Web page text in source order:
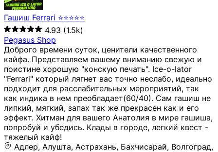
Гашиш Ferrari ⭐⭐⭐⭐⭐
4.93 (1.5k)
Pegasus Shop
Доброго времени суток, ценители качественного
кайфа. Представляем вашему вниманию свежую и
поистине хорошую "конскую печать". Ice-o-lator
"Ferrari" который лягнет вас точно неслабо, идеально
подходит для расслабительных мероприятий, так
как индика в нем преобладает(60/40). Сам гашиш не
липкий, мягкий, запах так же прекрасен как и его
эффект. Хитман для вашего Анатолия в мире гашиша,
попробуй и убедись. Клады в городе, легкий квест -
тяжелый кайф!
Адлер, Алушта, Астрахань, Бахчисарай, Волгоград, Волжский, Евпатория, Екатеринбург, Ишимбай, Казань, Керчь, Копейск, Курск, Рыльск, Саки, Салават, Симферополь, Сочи, Старый Крым, Стерлитамак, Судак, Уфа, Феодосия, Хабаровск, Челябинск, Ялта, Джанкой, Новосибирск, Щёлкино, Санкт-Петербург, Мурманск, Сургут, Невинномысск, Черкесск, Усть-Лабинск, Геленджик, Ставрополь, Калуга, Елец, Лебедянь, Данков, Жуковский, Оренбург, Орск (Оренбургская область), Магнитогорск, Пермь, Зеленоград, Солнечногорск, Нижний Новгород, Лысково, Заволжье, Кстово, Балахна (Нижегородская область), Богородск, Бор (Нижегородская область), Саратов, Энгельс, Ижевск, Тюмень, Ростов-на-Дону, Шахты, Новочеркасск, Батайск, Аксай, Люберцы, Истра, Москва, Армавир, Краснодар, Магадан, Самара, Анапа, Славянск-на-Кубани, Чаплыгин, Липецк, Нижний Тагил, Орехово-Зуево, Усть-Джегута, Лянтор, Нефтеюганск, Пыть-Ях, Урень, Ветлуга, Шахунья, Новороссийск, Крымск, Тимашёвск, Тольятти, Воткинск, Звенигород, Руза, Можайск, Белгород, Воронеж, Соликамск, Нытва, Лысьва (Пермский край), Чусовой, Кунгур, Краснокамск, Миасс, Губаха, Тула, Новомосковск, Донской, Омск, Льгов, Мытищи, Королёв, Ивантеевка, Балашиха, Семилуки, Кудымкар, Старый Оскол, Оса (Пермский край), Одинцово (Московская область), Ханты-Мансийск, Лабинск, Темрюк, Курганинск, Белореченск (Краснодарский край), Алупкa, Губкин, Рязань, Калининград, Усть-Илимск, Фрязино, Минеральные Воды, Пятигорск, Кострома, Ярославль, Коркино, Верхняя Пышма, Подольск, Красноярск, Смоленск, Долгопрудный, Чебоксары, Калачинск, Канск, Киров (Кировская область), Вологда, Рославль, Владивосток, Обнинск, Балабаново (Калужская область), Малоярославец, Брянск, Видное, Ярцево, Вязьма, Гагарин, Приволжск, Фурманов, Чайковский, Кинешма, Горячий Ключ, Улан-Удэ, Туймазы, Дюртюли, Альметьевск, Нефтекамск, Хадыженск, Апшеронск, Майкоп, Уссурийск, Ульяновск, Гатчина, Луга (Ленинградская область), Надым, Ногинск, Электросталь, Железнодорожный (Московская область), Бутурлиновка, Кириллов, Краснознаменск (Калиниградская область), Мышкин, Томмот, Холм, Абакан, Абдулино, Агидель, Агрыз, Адыгейск, Азнакаево, Алатырь, Алдан, Алейск, Александров, Александровск, Алексеевка (Белгородская обл.), Алексин, Амурск, Анадырь, Ангарск, Андреаполь, Анжеро-Судженск, Анива, Апатиты, Арамиль, Ардон, Арзамас, Аркадак, Арсеньев, Артём, Артёмовский, Архангельск, Асбест, Асино, Аткарск, Ахтубинск, Аша, Бабаево (Вологодская область), Бавлы (Республика Татарстан), Байкальск, Бакал, Баксан, Балаклава, Балаково (Саратовская область), Балашов (Саратовская область), Балтийск, Барабинск, Барнаул, Барыш (Ульяновская область), Бежецк, Белая Калитва (Ростовская область), Белебей, Белогорск (Крым), Белозерск, Белокуриха, Беломорск, Белоозёрский (Московская область), Белорецк (Республика Башкортостан), Кызыл, Белоярский (Ханты-Мансийский АО), Бердск, Березники (Пермский край), Берёзовский (Кемеровская область), Берёзовский (Свердловская область), Беслан, Бийск, Бикин, Билибино, Биробиджан, Благовещенск (Амурская область), Благовещенск (Башкортостан), Бобров, Богородицк, Боготол, Богучар, Бокситогорск (Ленинградская область), Бологое (Тверская область), Болхов, Большой Камень (Приморский край), Борисоглебск (Воронежская область), Боровичи (Новгородская область), Боровск, Бородино, Братск, Бронницы (Московская область), Бугульма (Республика Татарстан), Бугуруслан (Оренбургская область), Буинск, Буй, Буйнакск, Валдай, Валуйки, Велиж, Великие Луки, Великий Новгород, Великий Устюг, Вельск, Венёв, Верещагино, Верхнеуральск, Верхний Уфалей, Верхняя Салда, Верхняя Тура, Весьегонск, Вилючинск, Вихоревка, Вичуга, Владикавказ, Волгодонск, Волгореченск, Володарск, Волосово, Волчанск, Вольск, Воркута, Ворсма, Всеволожск (Ленинградская область), Вуктыл, Выкса, Высоковск, Высоцк, Вытегра, Вышний Волочёк, Вяземский, Вязники, Вятские Поляны, Нея, Шилка, Гаврилов Посад, Гаврилов-Ям, Гай, Галич, Гдов, Голицыно, Горно-Алтайск, Горнозаводск, Горняк, Городец, Гороховец, Гремячинск, Грозный, Грязи, Грязовец, Губкинский, Гуково, Гулькевичи, Гурьевск (Калининградская область), Гурьевск (Кемеровская область), Гусев, Гусь-Хрустальный, Давлеканово, Далматово, Дальнегорск, Дегтярск, Дедовск, Демидов, Дербент, Десногорск, Дзержинск, Дзержинский (Московская область), Дивногорск, Димитровград, Дмитровск, Дно, Добрянка, Долинск, Домодедово, Донецк (ДНР), Дорогобуж, Дрезна, Дубна, Дудинка, Духовщина, Дятьково, Егорьевск, Елабуга, Елизово, Ельня (Будет изменено название), Емва, Енисейск, Ермолино, Ершов, Ессентуки, Ефремов, Железноводск, Железногорск (Красноярский край), Железногорск (Курская область), Железногорск-Илимский, Жигулёвск, Жиздра, Жирновск, Жуков, Жуковка, Заводоуковск, Заволжск, Задонск, Заинск, Заозёрный, Заозёрск, Западная Двина, Заполярный, Зарайск, Заречный (Пензенская область), Заречный (Свердловская область), Заринск, Звенигово, Зверево, Зеленогорск ( Ленинградская обл. ), Зеленоградск, Зеленодольск, Зеленокумск, Зерноград, Зима, Змеиногорск, Зубцов, Ивангород, Иваново, Ивдель, Избербаш, Изобильный, Иланский, Инза, Инкерман, Инта, Ипатово, Искитим, Йошкар-Ола, Кадников, Калач, Калач-на-Дону, Калининск, Калтан, Калязин, Камбарка, Каменка (Пензенская область), Каменногорск (Ленинградская область), Каменск-Уральский, Каменск-Шахтинский, Камень-на-Оби, Камешково, Камышин, Канаш, Кандалакша, Карабаново, Карабаш, Карачаевск, Каргат, Каргополь, Карпинск, Карталы, Касимов, Касли, Каспийск, Катав-Ивановск, Катайск, Качканар, Кашин, Кашира, Кемерово, Кемь, Кизел, Кизилюрт, Кизляр, Кимовск, Кимры, Кингисепп, Кинель, Киреевск, Киренск, Киржач, Кириши, Кирово-Чепецк, Кировск (Ленинградская область), Кировск (Мурманская область), Кирсанов, Киселёвск, Кисловодск, Климовск, Клинцы, Княгинино, Ковдор, Ковров, Когалым, Козельск, Козьмодемьянск, Кола, Кологрив, Колпашево, Колпино, Кольчугино, Комсомольск, Комсомольск-на-Амуре, Конаково, Кондопога, Кондрово, Константиновск, Кораблино, Кореновск, Корсаков, Коряжма, Костерёво, Костомукша, Котельники, Котельниково, Котельнич, Котлас, Котовск, Кохма, Красноармейск (Московская область), Краснозаводск, Краснознаменск (Московская область), Краснокаменск, Краснослободск (Волгоградская область), Краснотурьинск, Красноуральск, Красный Сулин, Кремёнки, Кропоткин, Кубинка, Кувшиново (Тверская область), Кудрово, Кулебаки, Кумертау, Курлово, Куровское, Куртамыш, Курчатов, Куса, Кушва, Кыштым, Лабытнанги, Лагань, Лаишево (Республика Татарстан), Лакинск, Лангепас, Лахденпохья, Ленинск-Кузнецкий, Ленск (Республика Саха), Лермонтов (Ставропольский край), Лесозаводск (Приморский край), Лесосибирск, Ливны (Орловская область), Ликино-Дулёво, Липки (Тульская область), Лиски (Воронежская область), Лихославль, Лодейное Поле, Ломоносов (Санкт-Петербург), Лосино-Петровский, Лукоянов, Луховицы, Лыткарино, Любань (Ленинградская область), Любим, Людиново, Магас, Майский, Макаров, Малая Вишера, Малгобек, Мамадыш, Мамоново, Мантурово, Маркс, Махачкала, Мглин, Мегион, Медвежьегорск, Медногорск, Медынь, Меленки, Мелеуз, Менделеевск, Мещовск, Микунь, Миллерово, Минусинск, Миньяр, Мирный (Архангельская область), Мирный (Якутия), Михайловка (Город), Михайловск (Свердловская область), Михайловск (Ставропольский край), Могоча, Можга, Моздок, Мончегорск, Морозовск, Моршанск, Мосальск, Муравленко, Мурино, Муром, Мценск, Мыски, Набережные Челны, Навашино (Нижегородская область), Назарово (Красноярский край), Назрань, Нальчик, Наро-Фоминск, Нарткала, Нарьян-Мар, Находка, Невель (Псковская область), Невельск, Невьянск, Нелидово (Тверская область), Неман, Нерехта (Костромская область), Нерюнгри, Нестеров, Нефтегорск (Самарская область), Нефтекумск, Нижневартовск, Нижнекамск (Республика Татарстан), Нижнеудинск, Нижние Серги, Нижний Ломов, Нижняя Тура, Николаевск-на-Амуре, Никольск (Вологодская область), Никольск (Пензенская область), Новая Ладога, Новая Ляля, Новоалександровск, Новоалтайск, Нововоронеж, Новодвинск, Новозыбков, Новокубанск, Новокуйбышевск, Новомичуринск, Новопавловск, Новоржев, Новосокольники, Новотроицк, Новоульяновск, Новоуральск, Новохопёрск, Новочебоксарск, Новошахтинск, Новый Оскол, Новый Уренгой, Норильск, Нурлат, Нягань, Нязепетровск, Няндома, Облучье, Обоянь, Озёрск (Калининградская область), Озёрск (Челябинская область), Озёры, Октябрьск (Самарская область), Октябрьский (Башкортостан), Окуловка (Новгородская область), Оленегорск, Олонец, Онега, Опочка, Осинники, Осташков, Остров, Острогожск, Отрадный, Оха, Павлово, Павловск (Воронежская область), Павловск (Санкт-Петербург), Павловский Посад, Партизанск, Певек, Пенза, Первоуральск, Перевоз, Пересвет, Переславль-Залесский, Пестово (Новгородская область), Петрозаводск, Петропавловск-Камчатский, Печоры, Пикалёво, Пионерский, Питкяранта, Плавск, Плёс, Подпорожье, Покачи, Покров, Покровск, Полесск, Полысаево, Полярные Зори, Полярный, Поронайск, Порхов, Похвистнево, Почеп, Починок, Пошехонье, Правдинск, Приморск (Калининградская область), Приморско-Ахтарск, Приозерск, Прокопьевск, Протвино, Прохладный, Пугачёв, Пудож, Пустошка, Пушкино, Пущино, Пыталово, Радужный (Владимирская область), Радужный (Ханты-Мансийский АО), Райчихинск, Раменское, Рассказово, Ревда, Реж, Реутов, Родники, Россошь, Ростов (Ярославская обл.), Рошаль, Ртищево, Рубцовск, Рузаевка, Рыбинск, Рыбное, Ряжск, Салехард, Сальск, Саранск, Сарапул, Саров, Сасово, Сатка, Сафоново, Саяногорск, Саянск, Светлогорск, Светлоград, Светлый, Светогорск (Ленинградская область), Свободный, Себеж, Северобайкальск, Северодвинск, Североуральск, Сегежа, Семикаракорск, Сенгилей, Серафимович, Сергач, Сергиев Посад, Сердобск, Сертолово (Ленинградская область), Сестрорецк (Ленинградская область), Сибай, Скопин, Славгород, Сланцы, Слободской, Слюдянка, Собинка, Советск (Кировская область), Советск (Калининградская область), Советск (Тульская область), Советская Гавань, Советский (Ханты-Мансийский АО), Сокол (Вологодская область), Солигалич, Соль-Илецк, Сольцы, Сортавала, Сосенский, Сосновоборск, Сосновый Бор (Ленинградская область), Сосногорск, Спас-Клепики, Спасск-Рязанский, С